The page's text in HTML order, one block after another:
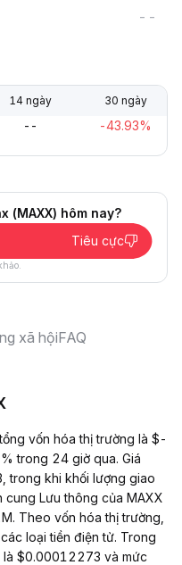
--
14 ngày 30 ngày
-- -43.93%
(MAXX) hôm nay?
Tiêu cực
xã hộiFAQ
vốn hóa thị trường là $-
trong 24 giờ qua. Giá
trong khi khối lượng giao
Lưu thông của MAXX
Theo vốn hóa thị trường,
loại tiền điện tử. Trong
là $0.00012273 và mức